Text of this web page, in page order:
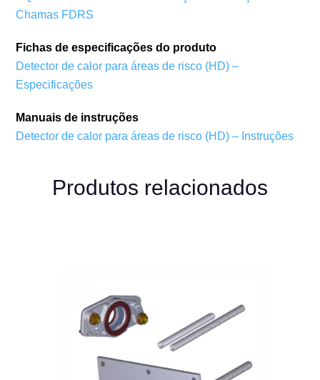
Chamas FDRS
Fichas de especificações do produto
Detector de calor para áreas de risco (HD) –
Especificações
Manuais de instruções
Detector de calor para áreas de risco (HD) – Instruções
Produtos relacionados